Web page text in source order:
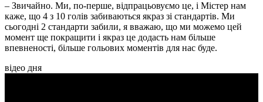
– Звичайно. Ми, по-перше, відпрацьовуємо це, і Містер нам
каже, що 4 з 10 голів забиваються якраз зі стандартів. Ми
сьогодні 2 стандарти забили, я вважаю, що ми можемо цей
момент ще покращити і якраз це додасть нам більше
впевненості, більше гольових моментів для нас буде.
відео дня